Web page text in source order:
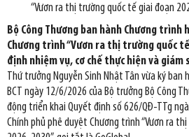
“Vươn ra thị trường quốc tế giai đoạn
Bộ Công Thương ban hành Chương
Chương trình “Vươn ra thị trường quốc tế
định nhiệm vụ, cơ chế thực hiện và giám
Thứ trưởng Nguyễn Sinh Nhật Tân vừa ký ban
BCT ngày 12/6/2026 của Bộ trưởng Bộ Công
động triển khai Quyết định số 626/QĐ-TTg
Chính phủ phê duyệt Chương trình “Vươn ra